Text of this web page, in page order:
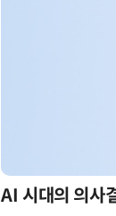
AI 시대의 의사